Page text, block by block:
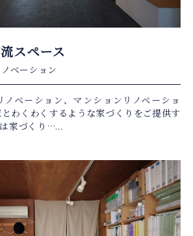
スペース
ベーション
ベーション、マンションリノベーショ
わくわくするような家づくりをご提供す
家づくり…...